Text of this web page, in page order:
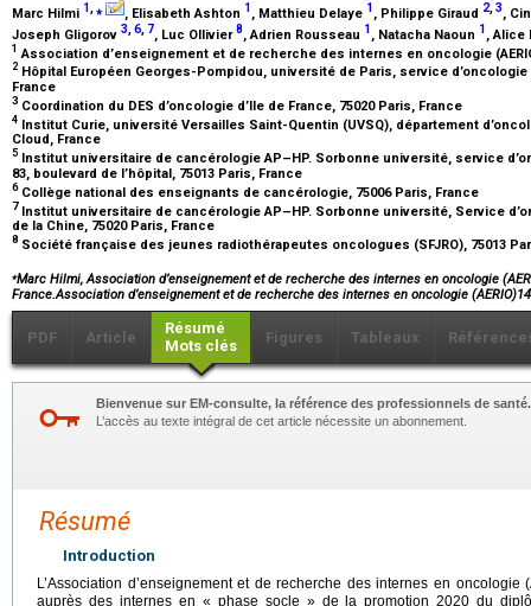
Marc Hilmi 1,⁎ , Elisabeth Ashton 1 , Matthieu Delaye 1 , Philippe Giraud 2,3,
Joseph Gligorov 3 6 7, Luc Ollivier8, Adrien Rousseau 1 , Natacha Naoun 1 , Alice
1 Association d’enseignement et de recherche des internes en oncologie
2 Hôpital Européen Georges-Pompidou, université de Paris, service d’oncologie
France
3 Coordination du DES d’oncologie d’Ile de France, 75020 Paris, France
4 Institut Curie, université Versailles Saint-Quentin (UVSQ), département
Cloud, France
5 Institut universitaire de cancérologie AP–HP. Sorbonne université, service
83, boulevard de l’hôpital, 75013 Paris, France
6Collège national des enseignants de cancérologie, 75006 Paris, France
7 Institut universitaire de cancérologie AP–HP. Sorbonne université, Service
de la Chine, 75020 Paris, France
8 Société française des jeunes radiothérapeutes oncologues (SFJRO), 75013
⁎Marc Hilmi, Association d’enseignement et de recherche des internes en oncologie
France.Association d’enseignement et de recherche des internes en oncologie
PDF Article
Résumé
Mots clés
Figures Tableaux
Bienvenue sur EM-consulte, la référence des professionnels de santé.
L’accès au texte intégral de cet article nécessite un abonnement.
Résumé
Introduction
L’Association d’enseignement et de recherche des internes en
auprès des internes en « phase socle » de la promotion 2020 du